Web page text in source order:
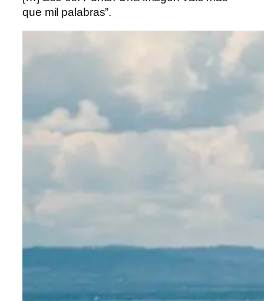
que mil palabras”.